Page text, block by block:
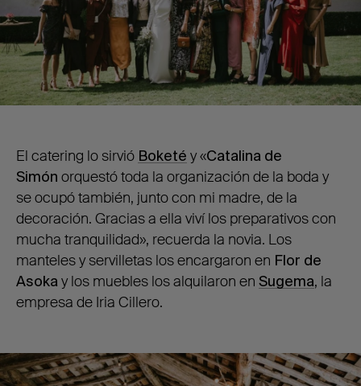
El catering lo sirvió Boketé y «Catalina de
Simón orquestó toda la organización de la boda y
se ocupó también, junto con mi madre, de la
decoración. Gracias a ella viví los preparativos con
mucha tranquilidad», recuerda la novia. Los
manteles y servilletas los encargaron en Flor de
Asoka y los muebles los alquilaron en Sugema, la
empresa de Iria Cillero.